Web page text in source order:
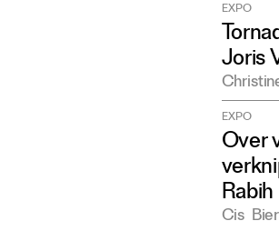
EXPO
Joris
EXPO
Over
Cis